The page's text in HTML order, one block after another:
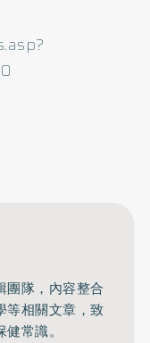
團隊，內容整合
等相關文章，致
常識。